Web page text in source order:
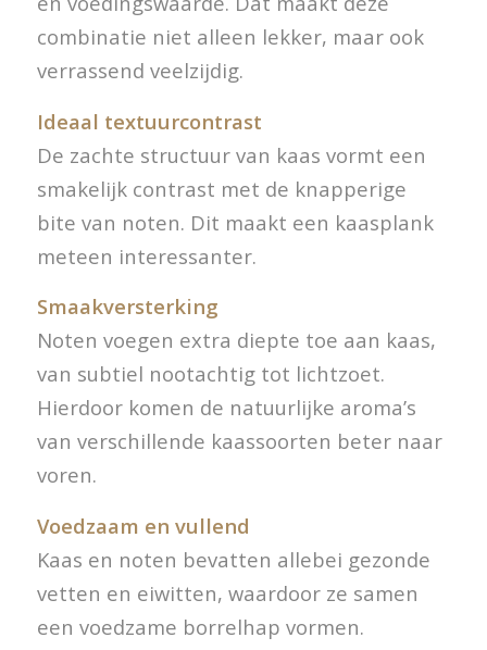
combinatie niet alleen lekker, maar ook
verrassend veelzijdig.
Ideaal textuurcontrast
De zachte structuur van kaas vormt een
smakelijk contrast met de knapperige
bite van noten. Dit maakt een kaasplank
meteen interessanter.
Smaakversterking
Noten voegen extra diepte toe aan kaas,
van subtiel nootachtig tot lichtzoet.
Hierdoor komen de natuurlijke aroma’s
van verschillende kaassoorten beter naar
voren.
Voedzaam en vullend
Kaas en noten bevatten allebei gezonde
vetten en eiwitten, waardoor ze samen
een voedzame borrelhap vormen.